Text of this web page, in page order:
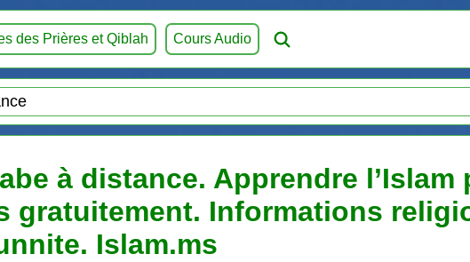
des Prières et Qiblah Cours Audio
à distance. Apprendre
gratuitement. Informations
Islam.ms